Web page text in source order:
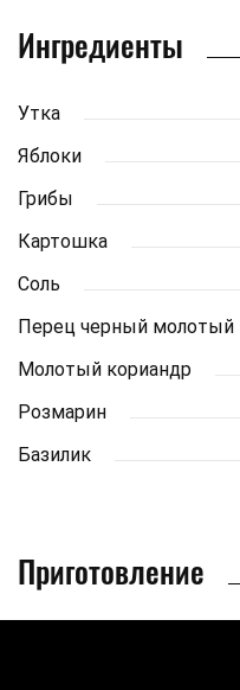
Ингредиенты
Утка
Яблоки
Грибы
Картошка
Соль
Перец черный молотый
Молотый кориандр
Розмарин
Базилик
Приготовление